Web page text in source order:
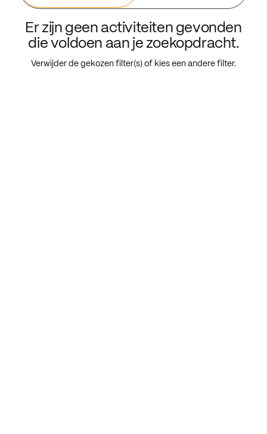
Er zijn geen activiteiten gevonden
die voldoen aan je zoekopdracht.
Verwijder de gekozen filter(s) of kies een andere filter.